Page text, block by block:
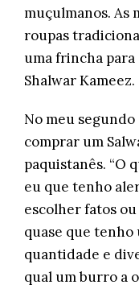
muçulmanos. As
roupas
uma frincha para
Shalwar Kameez.
No meu
comprar um
paquistanês. “O
eu que tenho
escolher fatos
quase que tenho
quantidade e
qual um burro a